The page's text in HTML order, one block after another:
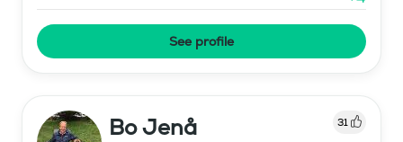
See profile
Bo Jenå 31